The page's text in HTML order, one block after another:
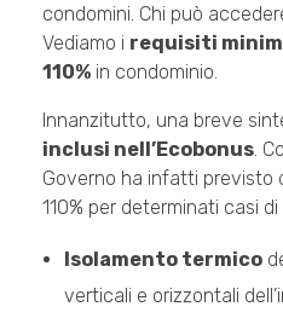
condomini. Chi può
Vediamo i requisiti
110% in condominio.
Innanzitutto, una breve
inclusi nell’Ecobonus .
Governo ha infatti previsto
110% per determinati casi
Isolamento termico
verticali e orizzontali